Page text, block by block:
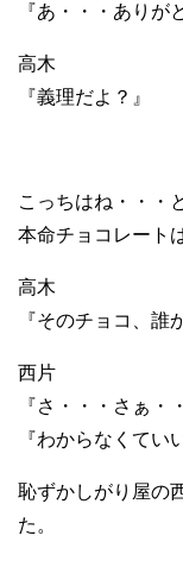
『あ・・・ありが
高木
『義理だよ？』
こっちはね・・・
本命チョコレート
高木
『そのチョコ、誰
西片
『さ・・・さぁ・
『わからなくてい
恥ずかしがり屋の
た。